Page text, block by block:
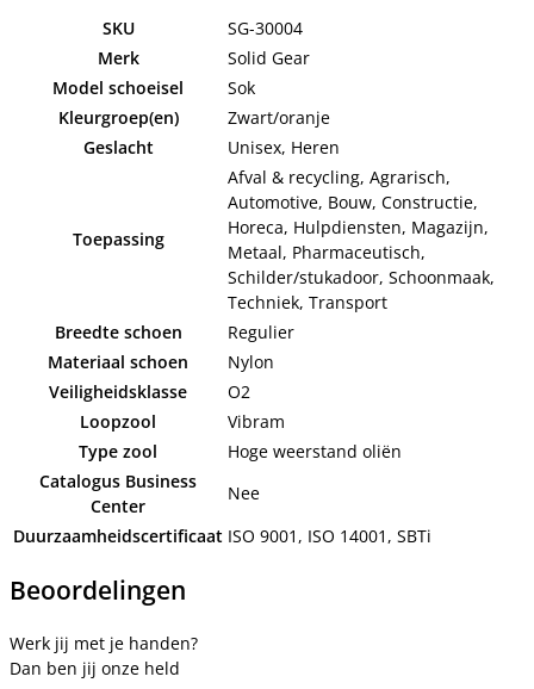
SKU
SG-30004
Merk
Solid Gear
Model schoeisel
Sok
Kleurgroep(en)
Zwart/oranje
Geslacht
Unisex, Heren
Toepassing
Afval & recycling, Agrarisch,
Automotive, Bouw, Constructie,
Horeca, Hulpdiensten, Magazijn,
Metaal, Pharmaceutisch,
Schilder/stukadoor, Schoonmaak,
Techniek, Transport
Breedte schoen
Regulier
Materiaal schoen
Nylon
Veiligheidsklasse
O2
Loopzool
Vibram
Type zool
Hoge weerstand oliën
Catalogus Business
Center
Nee
Duurzaamheidscertificaat ISO 9001, ISO 14001, SBTi
Beoordelingen
Werk jij met je handen?
Dan ben jij onze held